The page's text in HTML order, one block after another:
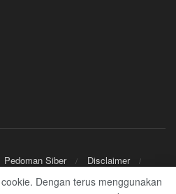
Pedoman Siber
Disclaimer
Dengan terus menggunakan